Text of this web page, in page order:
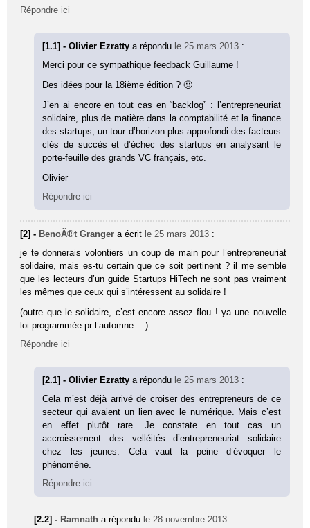
Répondre ici
[1.1] - Olivier Ezrattya répondu le 25 mars 2013 :
Merci pour ce sympathique feedback Guillaume !
Des idées pour la 18ième édition ? 🙂
J’en ai encore en tout cas en “backlog” : l’entrepreneuriat
solidaire, plus de matière dans la comptabilité et la finance
des startups, un tour d’horizon plus approfondi des facteurs
clés de succès et d’échec des startups en analysant le
porte-feuille des grands VC français, etc.
Olivier
Répondre ici
[2] - BenoÃ®t Granger a écrit le 25 mars 2013 :
je te donnerais volontiers un coup de main pour l’entrepreneuriat
solidaire, mais es-tu certain que ce soit pertinent ? il me semble
que les lecteurs d’un guide Startups HiTech ne sont pas vraiment
les mêmes que ceux qui s’intéressent au solidaire !
(outre que le solidaire, c’est encore assez flou ! ya une nouvelle
loi programmée pr l’automne …)
Répondre ici
[2.1] - Olivier Ezrattya répondu le 25 mars 2013 :
Cela m’est déjà arrivé de croiser des entrepreneurs de ce
secteur qui avaient un lien avec le numérique. Mais c’est
en effet plutôt rare. Je constate en tout cas un
accroissement des velléités d’entrepreneuriat solidaire
chez les jeunes. Cela vaut la peine d’évoquer le
phénomène.
Répondre ici
[2.2] - Ramnath a répondu le 28 novembre 2013 :